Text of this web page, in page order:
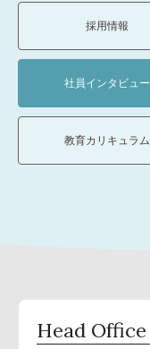
採用情報
社員インタビュー
教育カリキュラム
Head Office